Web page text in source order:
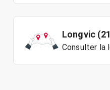
Longvic
Consulter la